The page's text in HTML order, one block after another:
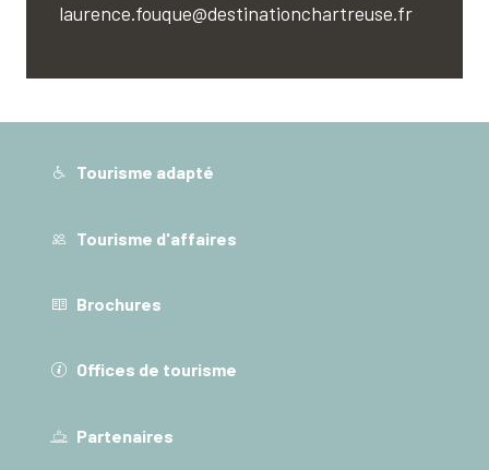
laurence.fouque@destinationchartreuse.fr
Tourisme adapté
Tourisme d'affaires
Brochures
Offices de tourisme
Partenaires